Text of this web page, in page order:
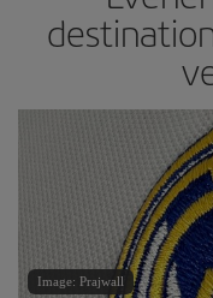
Image: Prajwall